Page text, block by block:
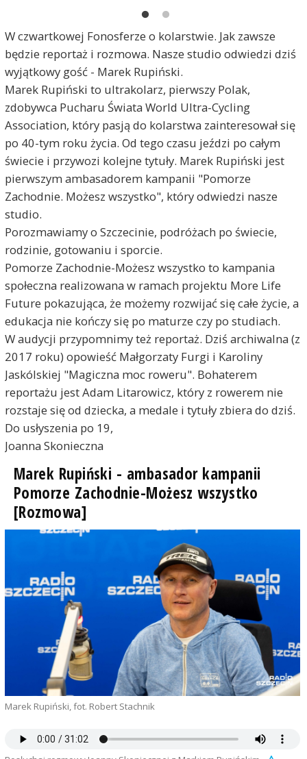
W czwartkowej Fonosferze o kolarstwie. Jak zawsze
będzie reportaż i rozmowa. Nasze studio odwiedzi dziś
wyjątkowy gość - Marek Rupiński.
Marek Rupiński to ultrakolarz, pierwszy Polak,
zdobywca Pucharu Świata World Ultra-Cycling
Association, który pasją do kolarstwa zainteresował się
po 40-tym roku życia. Od tego czasu jeździ po całym
świecie i przywozi kolejne tytuły. Marek Rupiński jest
pierwszym ambasadorem kampanii "Pomorze
Zachodnie. Możesz wszystko", który odwiedzi nasze
studio.
Porozmawiamy o Szczecinie, podróżach po świecie,
rodzinie, gotowaniu i sporcie.
Pomorze Zachodnie-Możesz wszystko to kampania
społeczna realizowana w ramach projektu More Life
Future pokazująca, że możemy rozwijać się całe życie, a
edukacja nie kończy się po maturze czy po studiach.
W audycji przypomnimy też reportaż. Dziś archiwalna (z
2017 roku) opowieść Małgorzaty Furgi i Karoliny
Jaskólskiej "Magiczna moc roweru". Bohaterem
reportażu jest Adam Litarowicz, który z rowerem nie
rozstaje się od dziecka, a medale i tytuły zbiera do dziś.
Do usłyszenia po 19,
Joanna Skonieczna
Marek Rupiński - ambasador kampanii
Pomorze Zachodnie-Możesz wszystko
[Rozmowa]
Marek Rupiński, fot. Robert Stachnik